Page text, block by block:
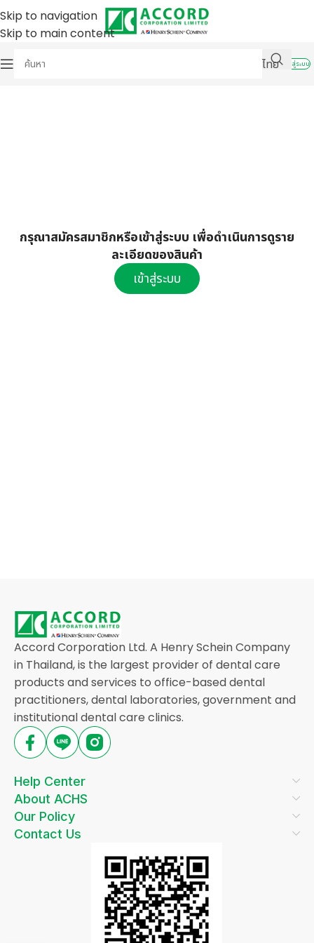
Skip to navigation
Skip to main content
ไทย
เข้าสู่ระบบ
กรุณาสมัครสมาชิกหรือเข้าสู่ระบบ เพื่อดำเนินการดูราย
ละเอียดของสินค้า
เข้าสู่ระบบ
Accord Corporation Ltd. A Henry Schein Company
in Thailand, is the largest provider of dental care
products and services to office-based dental
practitioners, dental laboratories, government and
institutional dental care clinics.
Help Center
About ACHS
Our Policy
Contact Us